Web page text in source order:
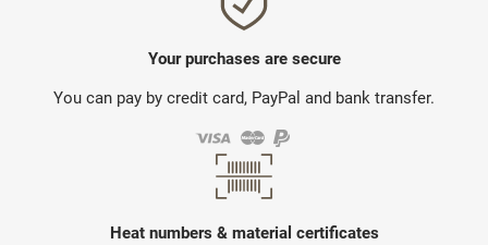
Your purchases are secure
You can pay by credit card, PayPal and bank transfer.
Heat numbers & material certificates